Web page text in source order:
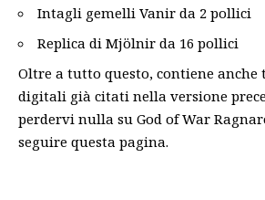
Intagli gemelli Vanir da 2 pollici
Replica di Mjölnir da 16 pollici
Oltre a tutto questo, contiene
digitali già citati nella versione
perdervi nulla su God of War
seguire questa pagina.